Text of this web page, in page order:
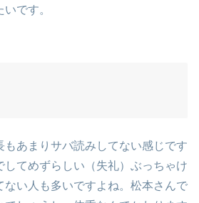
です。
もあまりサバ読みしてない感じです
してめずらしい（失礼）ぶっちゃけ
ない人も多いですよね。松本さんで